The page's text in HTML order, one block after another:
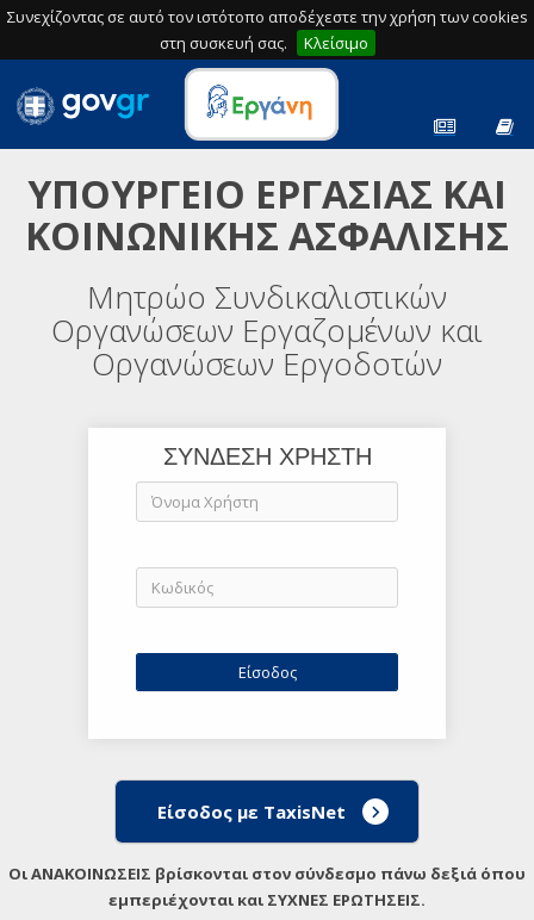
Συνεχίζοντας σε αυτό τον ιστότοπο αποδέχεστε την χρήση των cookies
στη συσκευή σας.
Κλείσιμο
ΥΠΟΥΡΓΕΙΟ ΕΡΓΑΣΙΑΣ ΚΑΙ
ΚΟΙΝΩΝΙΚΗΣ ΑΣΦΑΛΙΣΗΣ
Μητρώο Συνδικαλιστικών
Οργανώσεων Εργαζομένων και
Οργανώσεων Εργοδοτών
ΣΥΝΔΕΣΗ ΧΡΗΣΤΗ
Είσοδος με TaxisNet
Οι ΑΝΑΚΟΙΝΩΣΕΙΣ βρίσκονται στον σύνδεσμο πάνω δεξιά όπου
εμπεριέχονται και ΣΥΧΝΕΣ ΕΡΩΤΗΣΕΙΣ.